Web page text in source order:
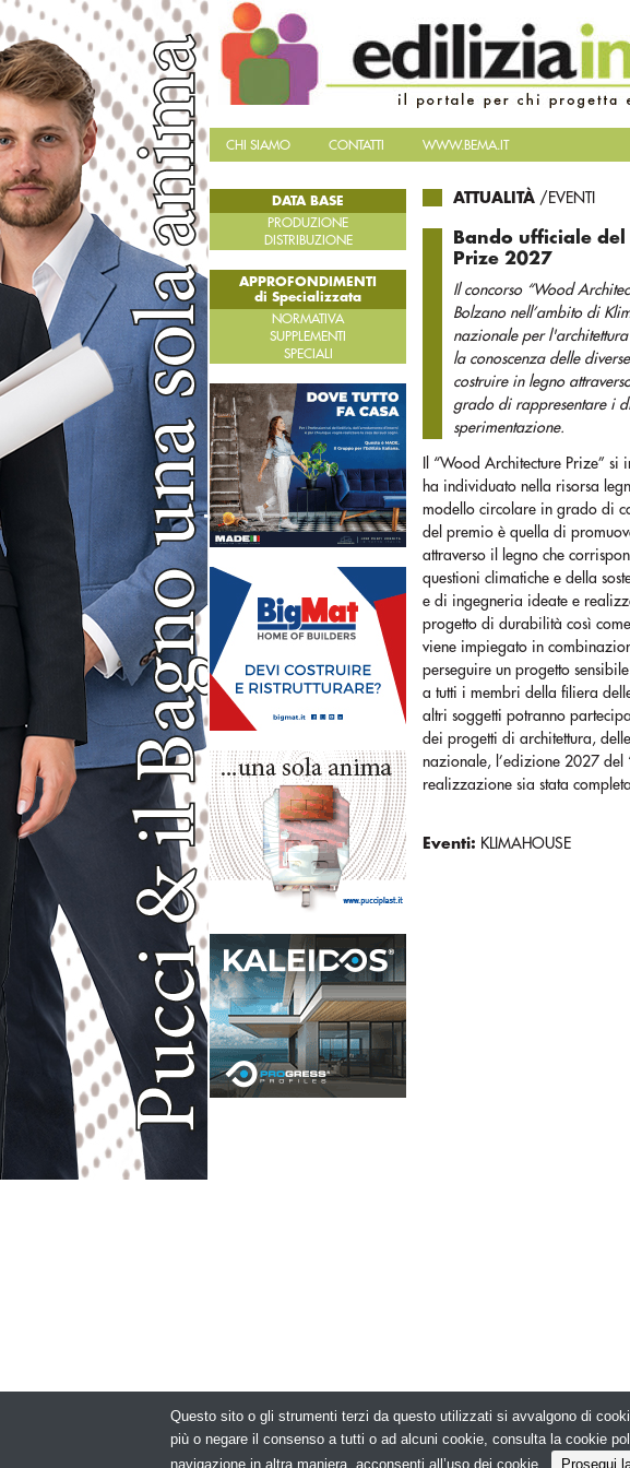
CHI SIAMO CONTATTI WWW.BEMA.IT
ATTUALITÀ /EVENTI
Bando ufficiale
Prize 2027
Il concorso “Wood
Bolzano nell’ambito di
nazionale per
la conoscenza delle
costruire in legno
grado di rappresentare i
sperimentazione.
Il “Wood Architecture Prize”
ha individuato nella risorsa
modello circolare in grado di
del premio è quella di
attraverso il legno che
questioni climatiche e della
e di ingegneria ideate e
progetto di durabilità così
viene impiegato in
perseguire un progetto
a tutti i membri della filiera
altri soggetti potranno
dei progetti di architettura,
nazionale, l’edizione 2027 del
realizzazione sia stata
Eventi: KLIMAHOUSE
DATA BASE
PRODUZIONE
DISTRIBUZIONE
APPROFONDIMENTI
di Specializzata
NORMATIVA
SUPPLEMENTI
SPECIALI
© Copyright 2026. Edilizia
Questo sito o gli strumenti terzi da questo utilizzati si avvalgono di
più o negare il consenso a tutti o ad alcuni cookie, consulta la cookie
navigazione in altra maniera, acconsenti all’uso dei cookie.
Prosegui